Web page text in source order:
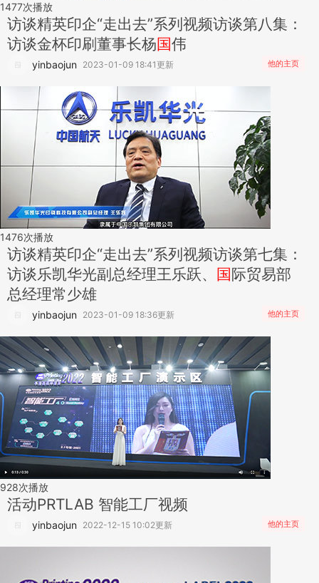
1477次播放
访谈精英印企“走出去”系列视频访谈第八集：
访谈金杯印刷董事长杨国伟
yinbaojun 2023-01-09 18:41更新 他的主页
1476次播放
访谈精英印企“走出去”系列视频访谈第七集：
访谈乐凯华光副总经理王乐跃、 国际贸易部
总经理常少雄
yinbaojun 2023-01-09 18:36更新 他的主页
928次播放
活动PRTLAB 智能工厂视频
yinbaojun 2022-12-15 10:02更新 他的主页